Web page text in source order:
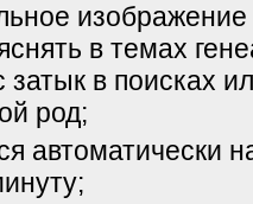
в темах
в поисках
род;
автоматически